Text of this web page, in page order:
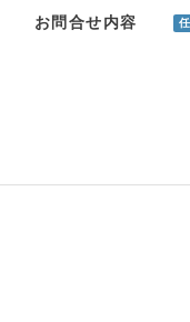
お問合せ内容